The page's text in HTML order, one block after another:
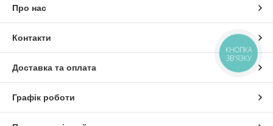
Про нас
Контакти
Доставка та оплата
Графік роботи
КНОПКА
ЗВ'ЯЗКУ